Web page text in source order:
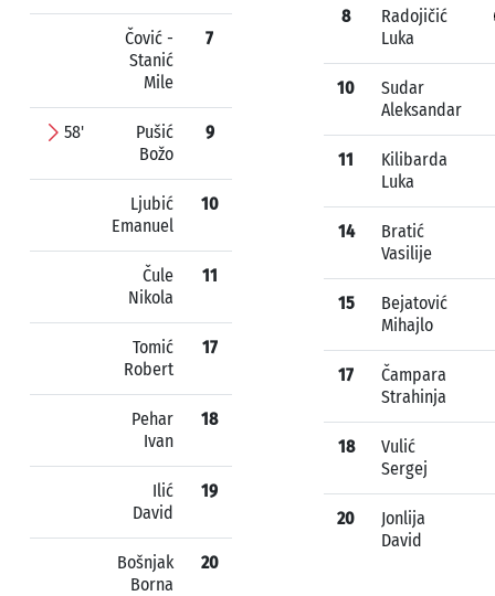
Čović -
Stanić
Mile
7
58'
Pušić
Božo
9
Ljubić
Emanuel
10
Čule
Nikola
11
Tomić
Robert
17
Pehar
Ivan
18
Ilić
David
19
Bošnjak
Borna
20
8
Radojičić
Luka
10
Sudar
Aleksandar
11
Kilibarda
Luka
14
Bratić
Vasilije
15
Bejatović
Mihajlo
17
Čampara
Strahinja
18
Vulić
Sergej
20
Jonlija
David